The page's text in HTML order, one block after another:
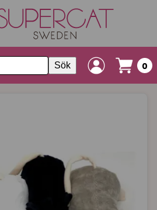
Sök 0